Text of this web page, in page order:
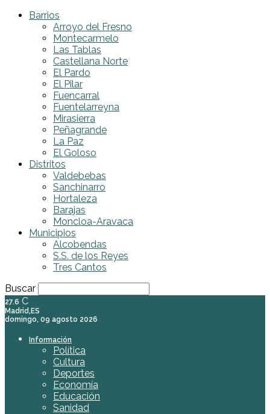
Barrios
Arroyo del Fresno
Montecarmelo
Las Tablas
Castellana Norte
El Pardo
El Pilar
Fuencarral
Fuentelarreyna
Mirasierra
Peñagrande
La Paz
El Goloso
Distritos
Valdebebas
Sanchinarro
Hortaleza
Barajas
Moncloa-Aravaca
Municipios
Alcobendas
S.S. de los Reyes
Tres Cantos
Buscar
27.6 C
Madrid,ES
domingo, 09 agosto 2026
Información
Política
Cultura
Deportes
Economía
Educación
Sanidad